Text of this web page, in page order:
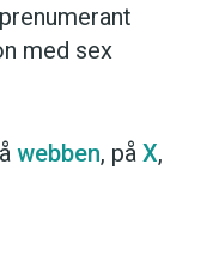
med sex
webben, på X,